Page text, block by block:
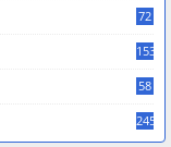
72
153
58
245